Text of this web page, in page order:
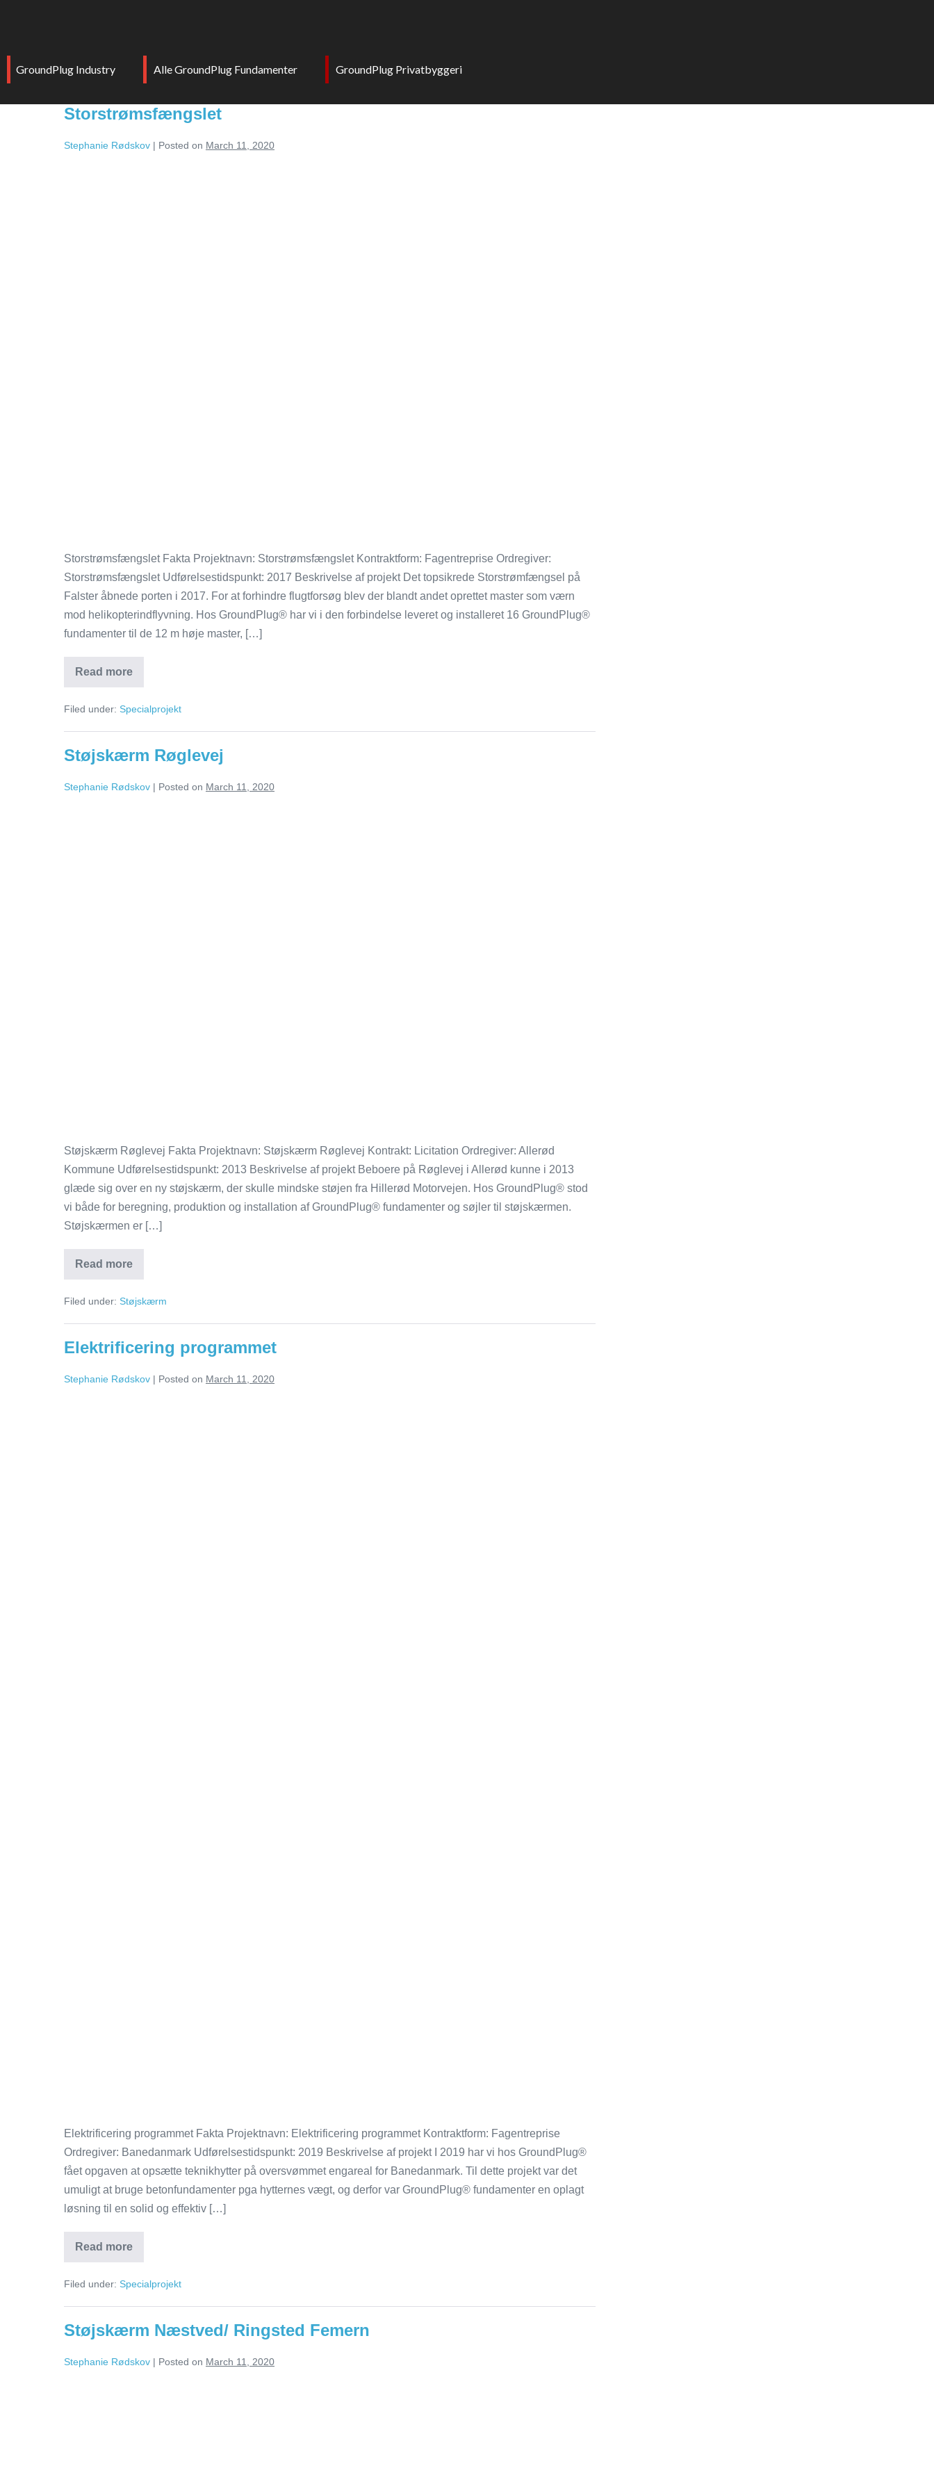
GroundPlug Industry Alle GroundPlug Fundamenter GroundPlug Privatbyggeri
Storstrømsfængslet
Stephanie Rødskov | Posted on March 11, 2020
Storstrømsfængslet Fakta Projektnavn: Storstrømsfængslet Kontraktform: Fagentreprise Ordregiver:
Storstrømsfængslet Udførelsestidspunkt: 2017 Beskrivelse af projekt Det topsikrede Storstrømfængsel på
Falster åbnede porten i 2017. For at forhindre flugtforsøg blev der blandt andet oprettet master som værn
mod helikopterindflyvning. Hos GroundPlug® har vi i den forbindelse leveret og installeret 16 GroundPlug®
fundamenter til de 12 m høje master, […]
Read more
Filed under: Specialprojekt
Støjskærm Røglevej
Stephanie Rødskov | Posted on March 11, 2020
Støjskærm Røglevej Fakta Projektnavn: Støjskærm Røglevej Kontrakt: Licitation Ordregiver: Allerød
Kommune Udførelsestidspunkt: 2013 Beskrivelse af projekt Beboere på Røglevej i Allerød kunne i 2013
glæde sig over en ny støjskærm, der skulle mindske støjen fra Hillerød Motorvejen. Hos GroundPlug® stod
vi både for beregning, produktion og installation af GroundPlug® fundamenter og søjler til støjskærmen.
Støjskærmen er […]
Read more
Filed under: Støjskærm
Elektrificering programmet
Stephanie Rødskov | Posted on March 11, 2020
Elektrificering programmet Fakta Projektnavn: Elektrificering programmet Kontraktform: Fagentreprise
Ordregiver: Banedanmark Udførelsestidspunkt: 2019 Beskrivelse af projekt I 2019 har vi hos GroundPlug®
fået opgaven at opsætte teknikhytter på oversvømmet engareal for Banedanmark. Til dette projekt var det
umuligt at bruge betonfundamenter pga hytternes vægt, og derfor var GroundPlug® fundamenter en oplagt
løsning til en solid og effektiv […]
Read more
Filed under: Specialprojekt
Støjskærm Næstved/ Ringsted Femern
Stephanie Rødskov | Posted on March 11, 2020